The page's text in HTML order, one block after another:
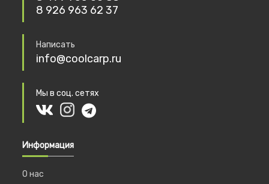
8 926 963 62 37
Написать
info@coolcarp.ru
Мы в соц. сетях
Информация
О нас